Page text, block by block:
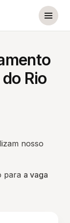
Rio
nosso
para a vaga